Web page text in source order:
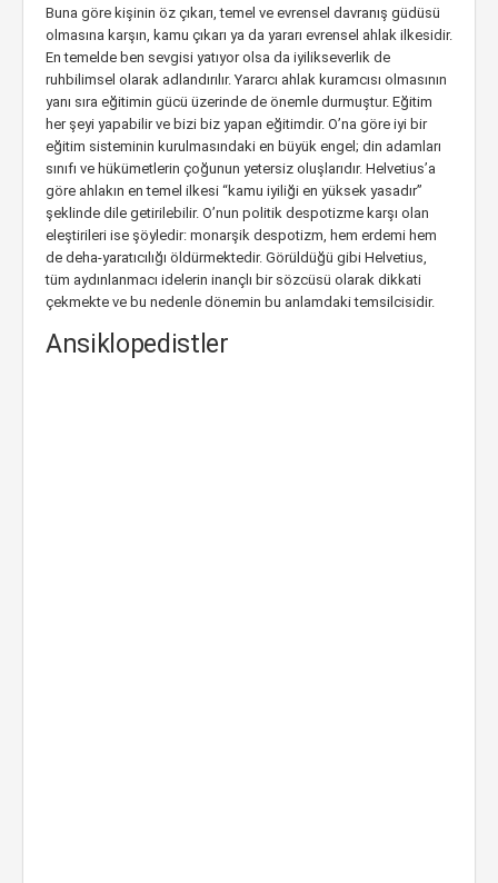
Buna göre kişinin öz çıkarı, temel ve evrensel davranış güdüsü
olmasına karşın, kamu çıkarı ya da yararı evrensel ahlak ilkesidir.
En temelde ben sevgisi yatıyor olsa da iyilikseverlik de
ruhbilimsel olarak adlandırılır. Yararcı ahlak kuramcısı olmasının
yanı sıra eğitimin gücü üzerinde de önemle durmuştur. Eğitim
her şeyi yapabilir ve bizi biz yapan eğitimdir. O’na göre iyi bir
eğitim sisteminin kurulmasındaki en büyük engel; din adamları
sınıfı ve hükümetlerin çoğunun yetersiz oluşlarıdır. Helvetius’a
göre ahlakın en temel ilkesi “kamu iyiliği en yüksek yasadır”
şeklinde dile getirilebilir. O’nun politik despotizme karşı olan
eleştirileri ise şöyledir: monarşik despotizm, hem erdemi hem
de deha-yaratıcılığı öldürmektedir. Görüldüğü gibi Helvetius,
tüm aydınlanmacı idelerin inançlı bir sözcüsü olarak dikkati
çekmekte ve bu nedenle dönemin bu anlamdaki temsilcisidir.
Ansiklopedistler